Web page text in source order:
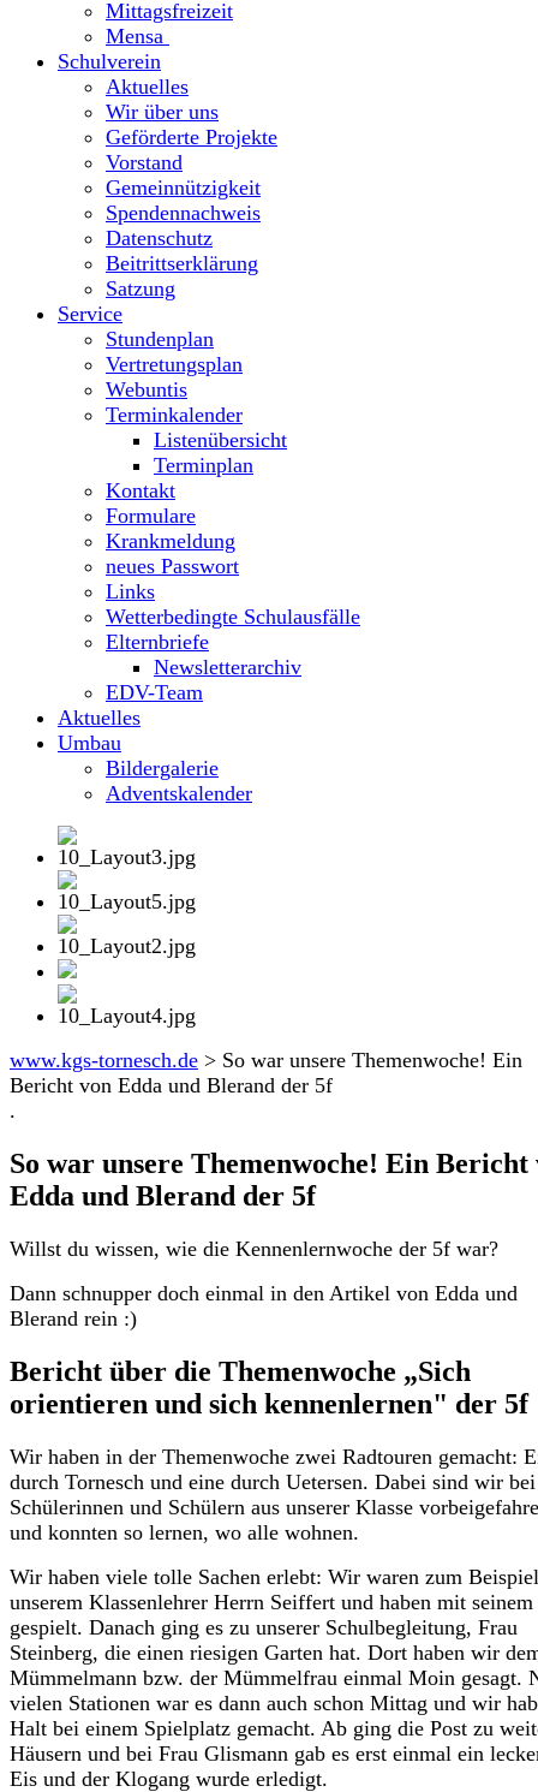
Mittagsfreizeit
Mensa
Schulverein
Aktuelles
Wir über uns
Geförderte Projekte
Vorstand
Gemeinnützigkeit
Spendennachweis
Datenschutz
Beitrittserklärung
Satzung
Service
Stundenplan
Vertretungsplan
Webuntis
Terminkalender
Listenübersicht
Terminplan
Kontakt
Formulare
Krankmeldung
neues Passwort
Links
Wetterbedingte Schulausfälle
Elternbriefe
Newsletterarchiv
EDV-Team
Aktuelles
Umbau
Bildergalerie
Adventskalender
www.kgs-tornesch.de > So war unsere Themenwoche! Ein
Bericht von Edda und Blerand der 5f
.
So war unsere Themenwoche! Ein Bericht
Edda und Blerand der 5f
Willst du wissen, wie die Kennenlernwoche der 5f war?
Dann schnupper doch einmal in den Artikel von Edda und
Blerand rein :)
Bericht über die Themenwoche „Sich
orientieren und sich kennenlernen" der 5f
Wir haben in der Themenwoche zwei Radtouren gemacht:
durch Tornesch und eine durch Uetersen. Dabei sind wir
Schülerinnen und Schülern aus unserer Klasse
und konnten so lernen, wo alle wohnen.
Wir haben viele tolle Sachen erlebt: Wir waren zum
unserem Klassenlehrer Herrn Seiffert und haben mit
gespielt. Danach ging es zu unserer Schulbegleitung, Frau
Steinberg, die einen riesigen Garten hat. Dort haben wir
Mümmelmann bzw. der Mümmelfrau einmal Moin gesagt.
vielen Stationen war es dann auch schon Mittag und wir
Halt bei einem Spielplatz gemacht. Ab ging die Post zu
Häusern und bei Frau Glismann gab es erst einmal ein
Eis und der Klogang wurde erledigt.